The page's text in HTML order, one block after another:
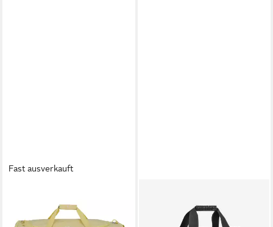
Fast ausverkauft
Weekender Kick Off,
Polyester
Reisetasche allrounder L
Sporttasche, eingearbeiteter